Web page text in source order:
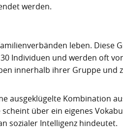
werden.
leben. Diese
Individuen und werden oft
innerhalb ihrer Gruppe und
ausgeklügelte Kombination
über ein eigenes
sozialer Intelligenz hindeutet.